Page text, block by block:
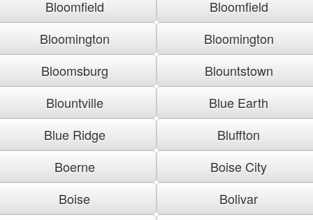
Bloomfield
Bloomfield
Bloomington
Bloomington
Bloomsburg
Blountstown
Blountville
Blue Earth
Blue Ridge
Bluffton
Boerne
Boise City
Boise
Bolivar